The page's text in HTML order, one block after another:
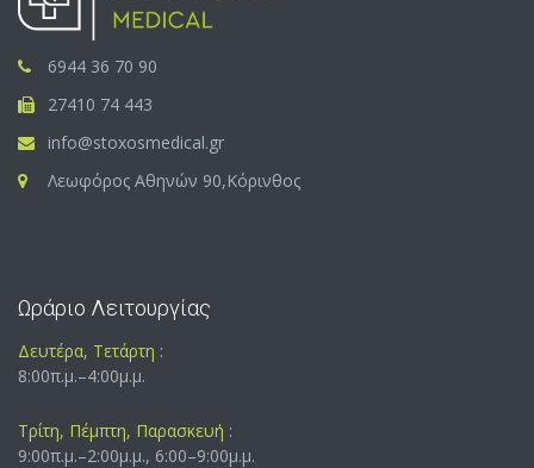
6944 36 70 90
27410 74 443
info@stoxosmedical.gr
Λεωφόρος Αθηνών 90,Κόρινθος
Ωράριο Λειτουργίας
Δευτέρα, Τετάρτη :
8:00π.μ.–4:00μ.μ.
Τρίτη, Πέμπτη, Παρασκευή :
9:00π.μ.–2:00μ.μ., 6:00–9:00μ.μ.